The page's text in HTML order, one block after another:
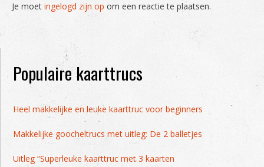
Je moet ingelogd zijn op om een reactie te plaatsen.
Populaire kaarttrucs
Heel makkelijke en leuke kaarttruc voor beginners
Makkelijke goocheltrucs met uitleg: De 2 balletjes
Uitleg “Superleuke kaarttruc met 3 kaarten